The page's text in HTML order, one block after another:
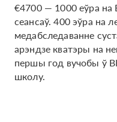
€4700 — 1000 еўра на
сеансаў. 400 эўра на
медабследаванне
арэндзе кватэры на
першы год вучобы ў
школу.